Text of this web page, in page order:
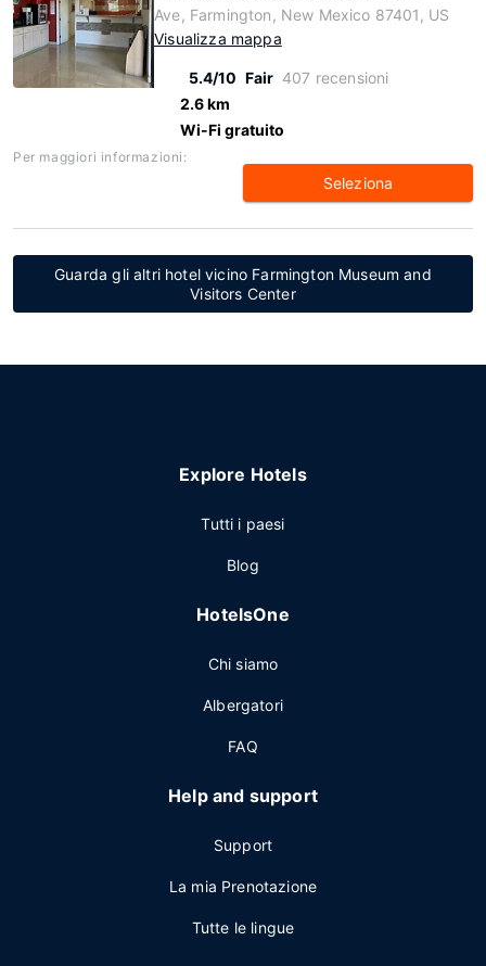
Ave, Farmington, New Mexico 87401, US
Visualizza mappa
5.4/10 Fair 407 recensioni
2.6 km
Wi-Fi gratuito
Per maggiori informazioni:
Seleziona
Guarda gli altri hotel vicino Farmington Museum and
Visitors Center
Explore Hotels
Tutti i paesi
Blog
HotelsOne
Chi siamo
Albergatori
FAQ
Help and support
Support
La mia Prenotazione
Tutte le lingue